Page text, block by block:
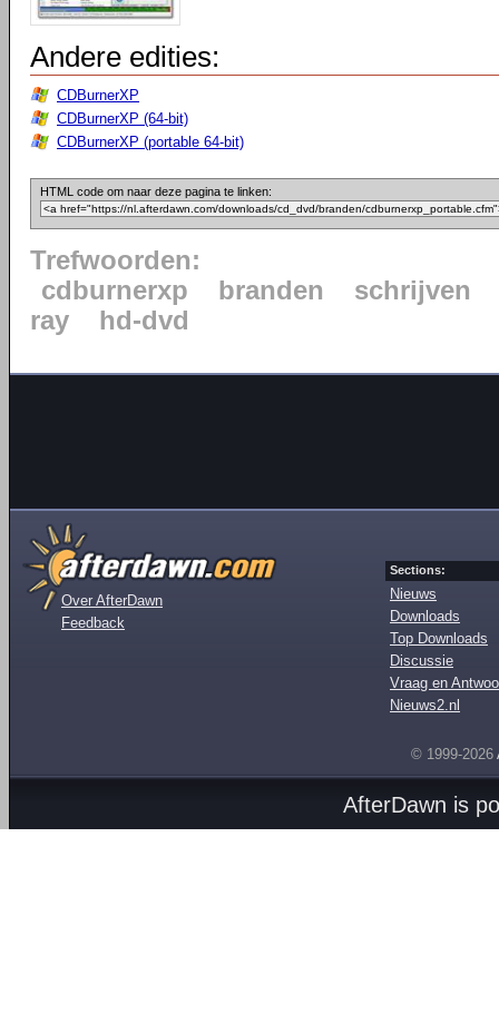
Andere edities:
CDBurnerXP
CDBurnerXP (64-bit)
CDBurnerXP (portable 64-bit)
HTML code om naar deze pagina te linken:
Trefwoorden:
cdburnerxp
branden
schrijven
ray
hd-dvd
Over AfterDawn
Feedback
Sections:
Nieuws
Downloads
Top Downloads
Discussie
Vraag en
Nieuws2.nl
© 1999-2026
AfterDawn is